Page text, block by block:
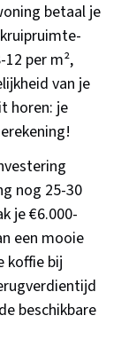
betaal je
per m²,
van je
horen: je
nog 25-30
je €6.000-
een mooie
koffie bij
beschikbare